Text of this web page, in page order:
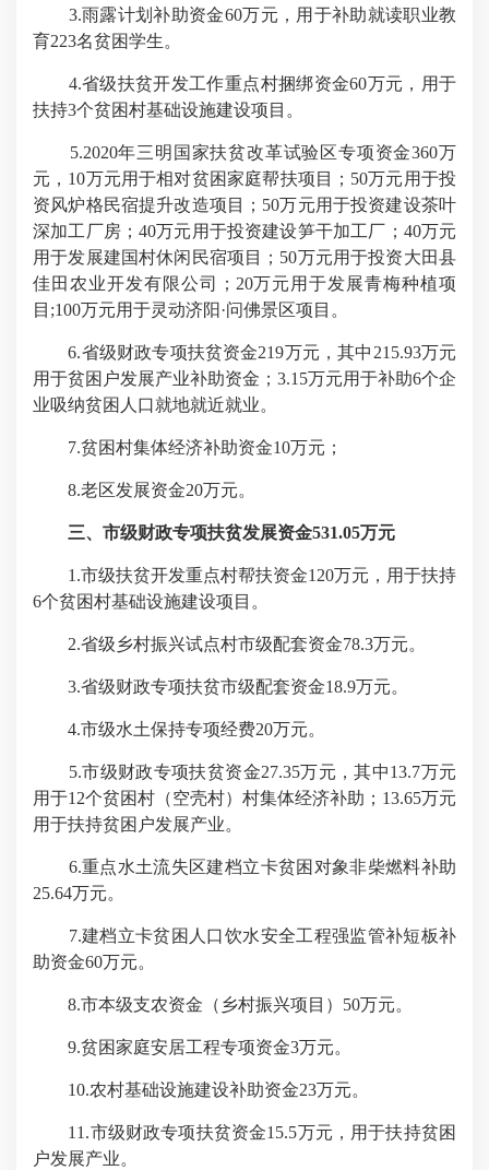
3.雨露计划补助资金60万元，用于补助就读职业教
育223名贫困学生。
4.省级扶贫开发工作重点村捆绑资金60万元，用于
扶持3个贫困村基础设施建设项目。
5.2020年三明国家扶贫改革试验区专项资金360万
元，10万元用于相对贫困家庭帮扶项目；50万元用于投
资风炉格民宿提升改造项目；50万元用于投资建设茶叶
深加工厂房；40万元用于投资建设笋干加工厂；40万元
用于发展建国村休闲民宿项目；50万元用于投资大田县
佳田农业开发有限公司；20万元用于发展青梅种植项
目;100万元用于灵动济阳·问佛景区项目。
6.省级财政专项扶贫资金219万元，其中215.93万元
用于贫困户发展产业补助资金；3.15万元用于补助6个企
业吸纳贫困人口就地就近就业。
7.贫困村集体经济补助资金10万元；
8.老区发展资金20万元。
三、市级财政专项扶贫发展资金531.05万元
1.市级扶贫开发重点村帮扶资金120万元，用于扶持
6个贫困村基础设施建设项目。
2.省级乡村振兴试点村市级配套资金78.3万元。
3.省级财政专项扶贫市级配套资金18.9万元。
4.市级水土保持专项经费20万元。
5.市级财政专项扶贫资金27.35万元，其中13.7万元
用于12个贫困村（空壳村）村集体经济补助；13.65万元
用于扶持贫困户发展产业。
6.重点水土流失区建档立卡贫困对象非柴燃料补助
25.64万元。
7.建档立卡贫困人口饮水安全工程强监管补短板补
助资金60万元。
8.市本级支农资金（乡村振兴项目）50万元。
9.贫困家庭安居工程专项资金3万元。
10.农村基础设施建设补助资金23万元。
11.市级财政专项扶贫资金15.5万元，用于扶持贫困
户发展产业。